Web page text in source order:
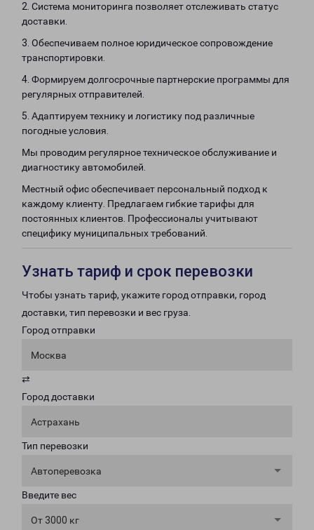
2. Система мониторинга позволяет отслеживать статус
доставки.
3. Обеспечиваем полное юридическое сопровождение
транспортировки.
4. Формируем долгосрочные партнерские программы для
регулярных отправителей.
5. Адаптируем технику и логистику под различные
погодные условия.
Мы проводим регулярное техническое обслуживание и
диагностику автомобилей.
Местный офис обеспечивает персональный подход к
каждому клиенту. Предлагаем гибкие тарифы для
постоянных клиентов. Профессионалы учитывают
специфику муниципальных требований.
Узнать тариф и срок перевозки
Чтобы узнать тариф, укажите город отправки, город
доставки, тип перевозки и вес груза.
Город отправки
Москва
⇄
Город доставки
Астрахань
Тип перевозки
Автоперевозка
Введите вес
От 3000 кг